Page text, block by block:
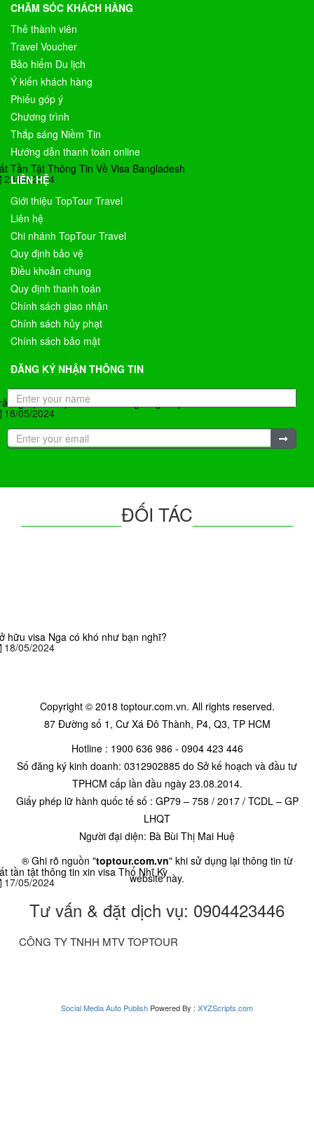
Tần Tật Thông Tin Về Visa Bangladesh
23/05/2024
nghiệm du lịch Úc mùa đông có gì hấp dẫn?
18/05/2024
hữu visa Nga có khó như bạn nghĩ?
18/05/2024
tần tật thông tin xin visa Thổ Nhĩ Kỳ
17/05/2024
CHĂM SÓC KHÁCH HÀNG
Thẻ thành viên
Travel Voucher
Bảo hiểm Du lịch
Ý kiến khách hàng
Phiếu góp ý
Chương trình
Thắp sáng Niềm Tin
Hướng dẫn thanh toán online
LIÊN HỆ
Giới thiệu TopTour Travel
Liên hệ
Chi nhánh TopTour Travel
Quy định bảo vệ
Điều khoản chung
Quy định thanh toán
Chính sách giao nhận
Chính sách hủy phạt
Chính sách bảo mật
ĐĂNG KÝ NHẬN THÔNG TIN
ĐỐI TÁC
Copyright © 2018 toptour.com.vn. All rights reserved.
87 Đường số 1, Cư Xá Đô Thành, P4, Q3, TP HCM
Hotline : 1900 636 986 - 0904 423 446
Số đăng ký kinh doanh: 0312902885 do Sở kế hoạch và đầu tư
TPHCM cấp lần đầu ngày 23.08.2014.
Giấy phép lữ hành quốc tế số : GP79 – 758 / 2017 / TCDL – GP
LHQT
Người đại diện: Bà Bùi Thị Mai Huệ
® Ghi rõ nguồn "toptour.com.vn" khi sử dụng lại thông tin từ
website này.
Tư vấn & đặt dịch vụ: 0904423446
CÔNG TY TNHH MTV TOPTOUR
Social Media Auto Publish Powered By : XYZScripts.com